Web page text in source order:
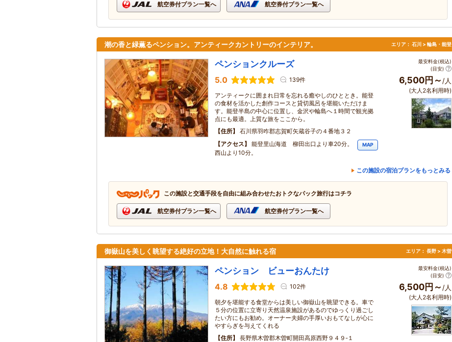
航空券付プラン一覧へ 航空券付プラン一覧へ
潮の香と緑薫るペンション。アンティークカントリーのインテリア。 エリア： 石川 > 輪島・能登
ペンションクルーズ
5.0 139件
アンティークに囲まれ日常を忘れる癒やしのひととき。能登
の食材を活かした創作コースと貸切風呂を堪能いただけま
す。能登半島の中心に位置し、金沢や輪島へ１時間で観光拠
点にも最適。上質な旅をここから。
住所
石川県羽咋郡志賀町矢蔵谷子の４番地３２
アクセス
能登里山海道 柳田出口より車20分。
西山より10分。
MAP
最安料金(税込)
(目安)
6,500円～ /人
(大人2名利用時)
この施設の宿泊プランをもっとみる
この施設と交通手段を自由に組み合わせたおトクなパック旅行はコチラ
航空券付プラン一覧へ 航空券付プラン一覧へ
御嶽山を美しく眺望する絶好の立地！大自然に触れる宿 エリア： 長野 > 木曽
ペンション ビューおんたけ
4.8 102件
朝夕を堪能する食堂からは美しい御嶽山を眺望できる。車で
５分の位置に立寄り天然温泉施設があるのでゆっくり過ごし
たい方にもお勧め。オーナー夫婦の手厚いおもてなしが心に
やすらぎを与えてくれる
住所
長野県木曽郡木曽町開田高原西野９４９‐１
最安料金(税込)
(目安)
6,500円～ /人
(大人2名利用時)